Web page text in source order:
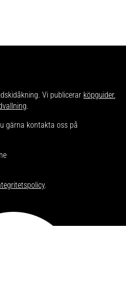
Vi publicerar köpguider,
.
gärna kontakta oss på
.